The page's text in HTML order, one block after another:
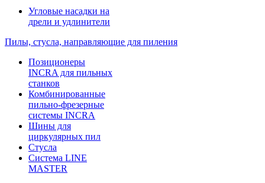
Угловые насадки на
дрели и удлинители
Пилы, стусла, направляющие для пиления
Позиционеры
INCRA для пильных
станков
Комбинированные
пильно-фрезерные
системы INCRA
Шины для
циркулярных пил
Стусла
Система LINE
MASTER